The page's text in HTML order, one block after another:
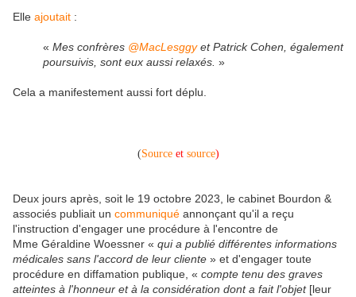
Elle ajoutait :
« Mes confrères @MacLesggyet Patrick Cohen, également
poursuivis, sont eux aussi relaxés. »
Cela a manifestement aussi fort déplu.
(Source et source)
Deux jours après, soit le 19 octobre 2023, le cabinet Bourdon &
associés publiait un communiqué annonçant qu'il a reçu
l'instruction d'engager une procédure à l'encontre de
Mme Géraldine Woessner « qui a publié différentes informations
médicales sans l'accord de leur cliente » et d'engager toute
procédure en diffamation publique, « compte tenu des graves
atteintes à l'honneur et à la considération dont a fait l'objet [leur